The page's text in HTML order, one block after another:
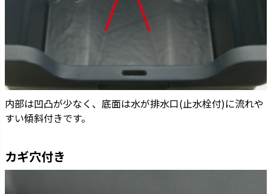
内部は凹凸が少なく、底面は水が排水口(止水栓付)に流れや
すい傾斜付きです。
カギ穴付き